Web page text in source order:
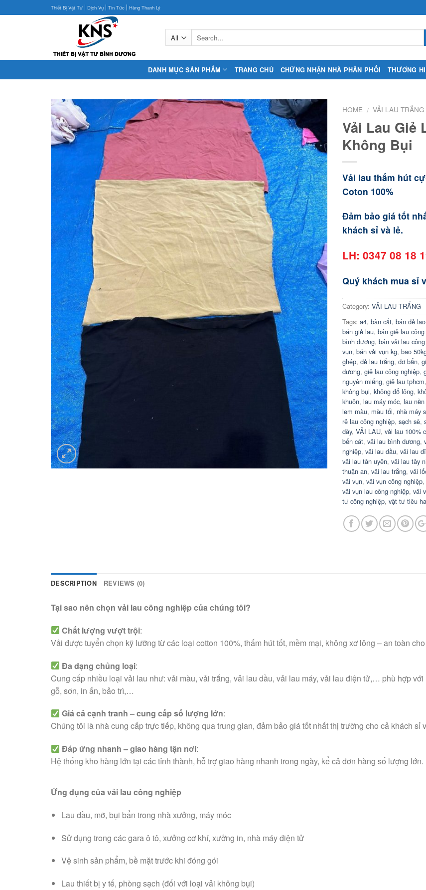
to
Thiết Bị Vật Tư | Dịch Vụ | Tin Tức | Hàng Thanh Lý
DANH MỤC SẢN PHẨM TRANG CHỦ CHỨNG NHẬN NHÀ PHÂN PHỐI THƯƠNG
HOME / VẢI LAU TRẮNG
Vải Lau Giẻ
Không Bụi
Vải lau thấm hút
Coton 100%
Đảm bảo giá tốt
khách sỉ và lẻ.
LH: 0347 08 18
Quý khách mua sỉ
Category: VẢI LAU TRẮNG
Tags: a4, bàn cắt, bán dẻ lao
bán giẻ lau, bán giẻ lau
bình dương, bán vải lau
vụn, bán vải vụn kg, bao
ghép, dẻ lau trắng, dơ bẩn,
dương, giẻ lau công nghiệp,
nguyên miếng, giẻ lau tphcm,
không bụi, không đổ lông,
khuôn, lau máy móc, lau
lem màu, màu tối, nhà máy
rẻ lau công nghiệp, sạch sẽ,
dày, VẢI LAU, vải lau 100%
bến cát, vải lau bình dương,
nghiệp, vải lau dầu, vải lau
vải lau tân uyên, vải lau tây
thuận an, vải lau trắng, vải
vải vụn, vải vụn công nghiệp,
vải vụn lau công nghiệp, vải
tư công nghiệp, vật tư tiêu
DESCRIPTION REVIEWS (0)
Tại sao nên chọn vải lau công nghiệp của chúng tôi?
Chất lượng vượt trội:
Vải được tuyển chọn kỹ lưỡng từ các loại cotton 100%, thấm hút tốt, mềm mại, không xơ lông – an toàn
Đa dạng chủng loại:
Cung cấp nhiều loại vải lau như: vải màu, vải trắng, vải lau dầu, vải lau máy, vải lau điện tử,… phù hợp
gỗ, sơn, in ấn, bảo trì,…
Giá cả cạnh tranh – cung cấp số lượng lớn:
Chúng tôi là nhà cung cấp trực tiếp, không qua trung gian, đảm bảo giá tốt nhất thị trường cho cả khách sỉ
Đáp ứng nhanh – giao hàng tận nơi:
Hệ thống kho hàng lớn tại các tỉnh thành, hỗ trợ giao hàng nhanh trong ngày, kể cả đơn hàng số lượng lớn.
Ứng dụng của vải lau công nghiệp
Lau dầu, mỡ, bụi bẩn trong nhà xưởng, máy móc
Sử dụng trong các gara ô tô, xưởng cơ khí, xưởng in, nhà máy điện tử
Vệ sinh sản phẩm, bề mặt trước khi đóng gói
Lau thiết bị y tế, phòng sạch (đối với loại vải không bụi)